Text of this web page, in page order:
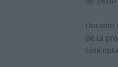
Durante
de la